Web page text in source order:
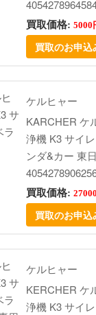
買取価格: 5000
買取のお申込
ケルヒャー
KARCHER ケ
浄機 K3 サイ
ンダ&カー 東
買取価格:
買取のお申込
ケルヒャー
KERCHER ケ
浄機 K3 サイ